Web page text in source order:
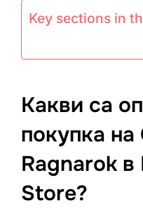
Key sections in
Какви са
покупка
Ragnarok
Store?